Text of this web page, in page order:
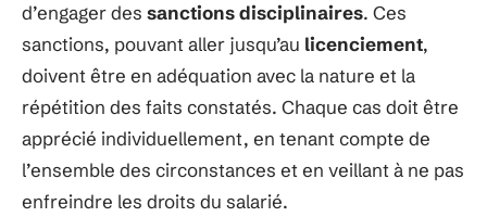
d’engager des sanctions disciplinaires. Ces
sanctions, pouvant aller jusqu’au licenciement,
doivent être en adéquation avec la nature et la
répétition des faits constatés. Chaque cas doit être
apprécié individuellement, en tenant compte de
l’ensemble des circonstances et en veillant à ne pas
enfreindre les droits du salarié.